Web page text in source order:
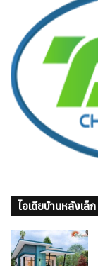
ไอเดียบ้านหลังเล็ก